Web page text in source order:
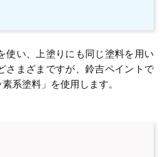
使い、上塗りにも同じ塗料を用い
さまざまですが、鈴吉ペイントで
系塗料」を使用します。